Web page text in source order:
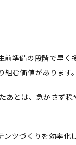
前準備の段階で早く
む価値があります。
あとは、急かさず穏
ツづくりを効率化